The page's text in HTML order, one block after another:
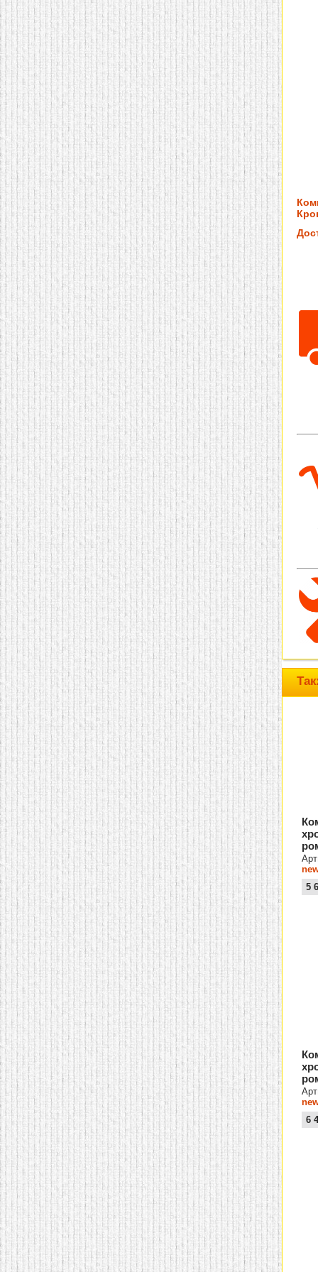
домашнем использовании.
Эта мебель имеет
некоторые преимущества
перед той же стенкой для
гостиной, к примеру,
поскольку она более
легкая и не загромождает
пространство. В спальне
этот предмет можно
поставить у изголовья
кровати, чтобы заполнить
пустующее там
место.
Также стеллажи
очень часто используют в
качестве разграничителей
комнаты, например, на
рабочую зону и
пространство для отдыха.
Особенно это актуально
для однокомнатных
квартир.
5
6